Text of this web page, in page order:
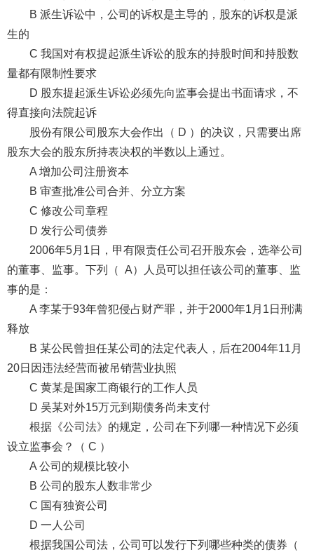
B 派生诉讼中，公司的诉权是主导的，股东的诉权是派
生的
C 我国对有权提起派生诉讼的股东的持股时间和持股数
量都有限制性要求
D 股东提起派生诉讼必须先向监事会提出书面请求，不
得直接向法院起诉
股份有限公司股东大会作出（ D ）的决议，只需要出席
股东大会的股东所持表决权的半数以上通过。
A 增加公司注册资本
B 审查批准公司合并、分立方案
C 修改公司章程
D 发行公司债券
2006年5月1日，甲有限责任公司召开股东会，选举公司
的董事、监事。下列（ A）人员可以担任该公司的董事、监
事的是：
A 李某于93年曾犯侵占财产罪，并于2000年1月1日刑满
释放
B 某公民曾担任某公司的法定代表人，后在2004年11月
20日因违法经营而被吊销营业执照
C 黄某是国家工商银行的工作人员
D 吴某对外15万元到期债务尚未支付
根据《公司法》的规定，公司在下列哪一种情况下必须
设立监事会？（ C ）
A 公司的规模比较小
B 公司的股东人数非常少
C 国有独资公司
D 一人公司
根据我国公司法，公司可以发行下列哪些种类的债券（